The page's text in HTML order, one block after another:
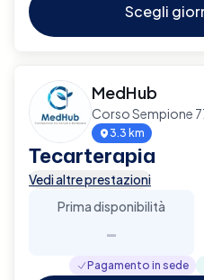
Scegli
MedHub
Corso Sempione
3.3 km
Tecarterapia
Vedi altre prestazioni
Prima disponibilità
-
Pagamento in sede